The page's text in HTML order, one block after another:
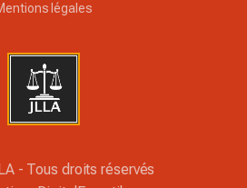
- Tous droits réservés
légales